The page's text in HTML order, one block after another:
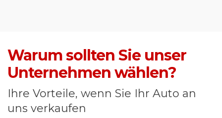
Warum sollten Sie unser
Unternehmen wählen?
Ihre Vorteile, wenn Sie Ihr Auto an
uns verkaufen